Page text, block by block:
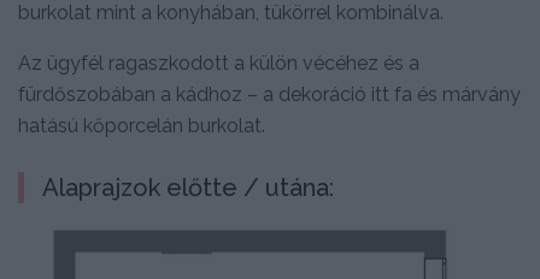
burkolat mint a konyhában, tükörrel kombinálva.
Az ügyfél ragaszkodott a külön vécéhez és a
fürdőszobában a kádhoz – a dekoráció itt fa és márvány
hatású kőporcelán burkolat.
Alaprajzok előtte / utána: